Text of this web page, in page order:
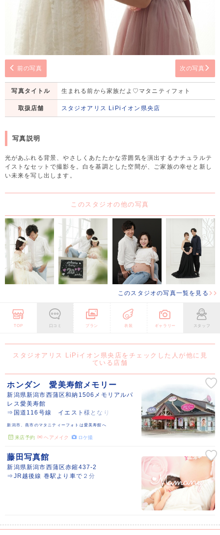
前の写真 次の写真
写真タイトル 生まれる前から家族だよ♡マタニティフォト
取扱店舗 スタジオアリス LiPiイオン県央店
写真説明
光があふれる背景、やさしくあたたかな雰囲気を演出するナチュラルテ
イストなセットで撮影を。白を基調とした空間が、ご家族の幸せと新し
い未来を写し出します。
このスタジオの他の写真
このスタジオの写真一覧を見る
TOP 口コミ プラン 衣装 ギャラリー スタッフ
スタジオアリス LiPiイオン県央店をチェックした人が他に見
ている店舗
ホンダン 愛美寿館メモリー
新潟県新潟市西蒲区和納1506メモリアルパ
レス愛美寿館
⇒国道116号線 イエスト様となり
新潟市、燕市のマタニティーフォトは愛美寿館へ
来店予約 ヘアメイク ロケ撮
藤田写真館
新潟県新潟市西蒲区赤鏥437-2
⇒JR越後線 巻駅より車で２分